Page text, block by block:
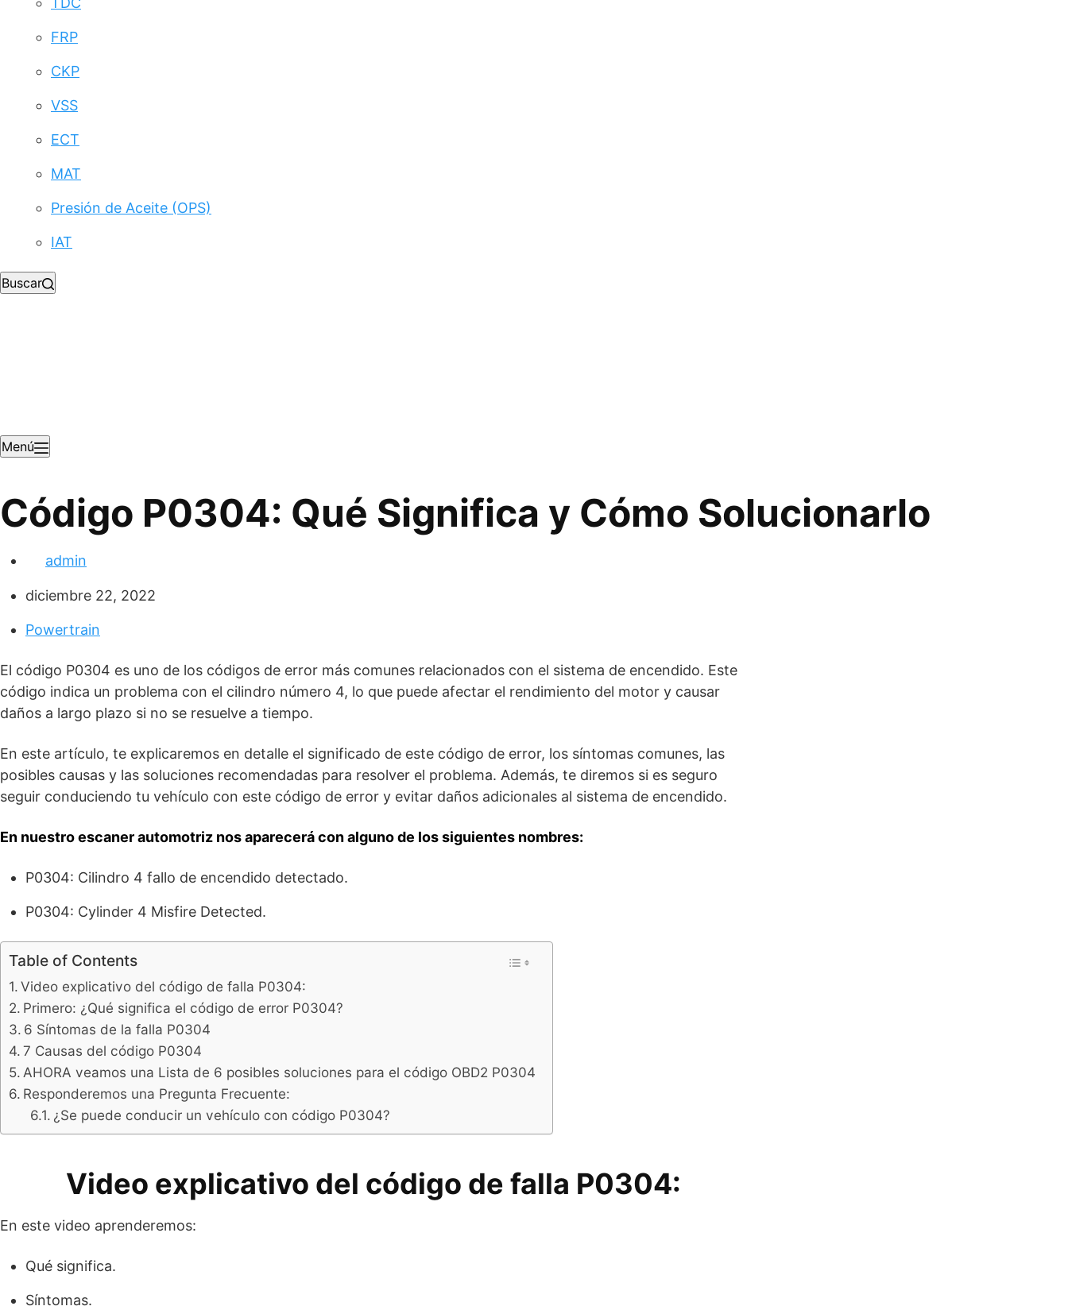
FRP
CKP
VSS
ECT
MAT
Presión de Aceite (OPS)
IAT
Buscar
Menú
Código P0304: Qué Significa y Cómo Solucionarlo
admin
diciembre 22, 2022
Powertrain
El código P0304 es uno de los códigos de error más comunes relacionados con el sistema de encendido. Este
código indica un problema con el cilindro número 4, lo que puede afectar el rendimiento del motor y causar
daños a largo plazo si no se resuelve a tiempo.
En este artículo, te explicaremos en detalle el significado de este código de error, los síntomas comunes, las
posibles causas y las soluciones recomendadas para resolver el problema. Además, te diremos si es seguro
seguir conduciendo tu vehículo con este código de error y evitar daños adicionales al sistema de encendido.
En nuestro escaner automotriz nos aparecerá con alguno de los siguientes nombres:
P0304: Cilindro 4 fallo de encendido detectado.
P0304: Cylinder 4 Misfire Detected.
Table of Contents
Video explicativo del código de falla P0304:
Primero: ¿Qué significa el código de error P0304?
6 Síntomas de la falla P0304
7 Causas del código P0304
AHORA veamos una Lista de 6 posibles soluciones para el código OBD2 P0304
Responderemos una Pregunta Frecuente:
¿Se puede conducir un vehículo con código P0304?
Video explicativo del código de falla P0304:
En este video aprenderemos:
Qué significa.
Síntomas.